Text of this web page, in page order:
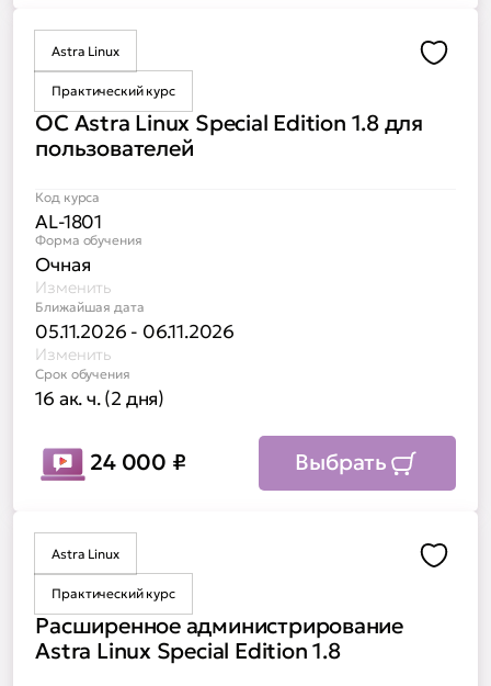
Astra Linux
Практический курс
ОС Astra Linux Special Edition 1.8 для
пользователей
Код курса
AL-1801
Форма обучения
Очная
Изменить
Ближайшая дата
05.11.2026 - 06.11.2026
Изменить
Срок обучения
16 ак. ч. (2 дня)
24 000 ₽ Выбрать
Astra Linux
Практический курс
Расширенное администрирование
Astra Linux Special Edition 1.8